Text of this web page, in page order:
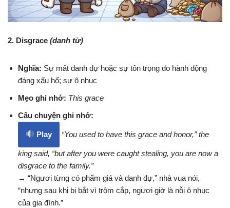
2. Disgrace (danh từ)
Nghĩa: Sự mất danh dự hoặc sự tôn trọng do hành động
đáng xấu hổ; sự ô nhục
Mẹo ghi nhớ: This grace
Câu chuyện ghi nhớ:
Play “You used to have this grace and honor,” the
king said, “but after you were caught stealing, you are now a
disgrace to the family.”
→ “Ngươi từng có phẩm giá và danh dự,” nhà vua nói,
“nhưng sau khi bị bắt vì trộm cắp, ngươi giờ là nỗi ô nhục
của gia đình.”